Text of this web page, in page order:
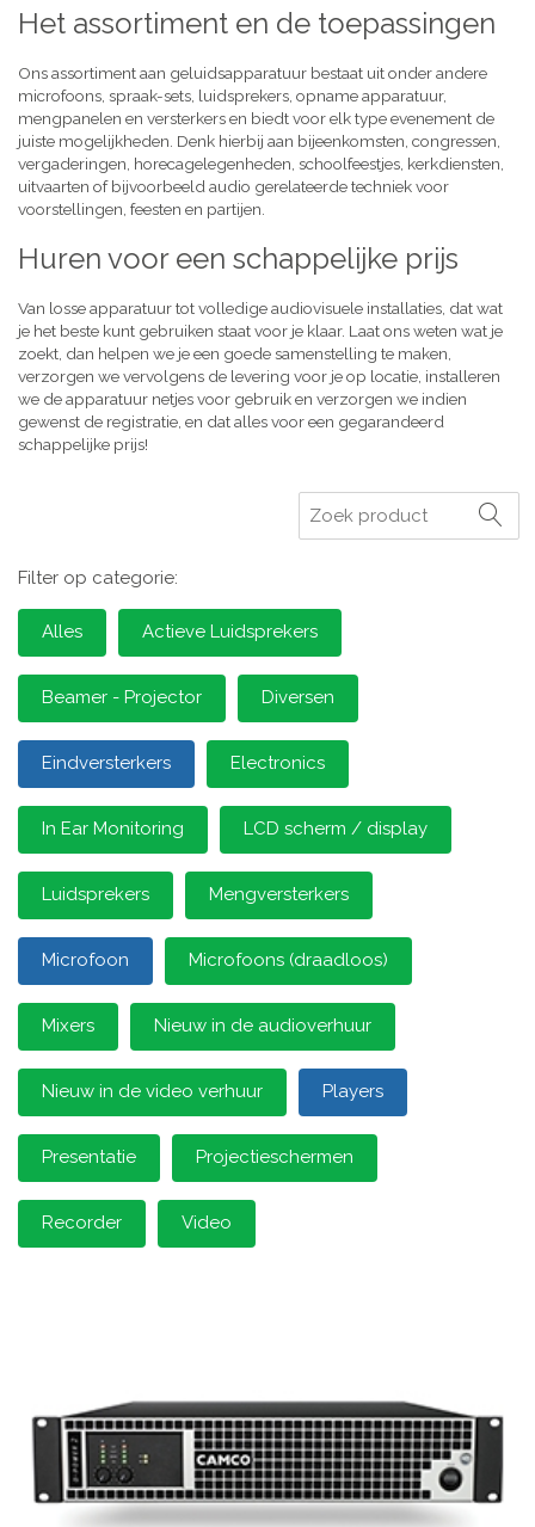
Het assortiment en de toepassingen
Ons assortiment aan geluidsapparatuur bestaat uit onder andere
microfoons, spraak-sets, luidsprekers, opname apparatuur,
mengpanelen en versterkers en biedt voor elk type evenement de
juiste mogelijkheden. Denk hierbij aan bijeenkomsten, congressen,
vergaderingen, horecagelegenheden, schoolfeestjes, kerkdiensten,
uitvaarten of bijvoorbeeld audio gerelateerde techniek voor
voorstellingen, feesten en partijen.
Huren voor een schappelijke prijs
Van losse apparatuur tot volledige audiovisuele installaties, dat wat
je het beste kunt gebruiken staat voor je klaar. Laat ons weten wat je
zoekt, dan helpen we je een goede samenstelling te maken,
verzorgen we vervolgens de levering voor je op locatie, installeren
we de apparatuur netjes voor gebruik en verzorgen we indien
gewenst de registratie, en dat alles voor een gegarandeerd
schappelijke prijs!
Zoeken
Filter op categorie:
Alles Actieve Luidsprekers
Beamer - Projector Diversen
Eindversterkers Electronics
In Ear Monitoring LCD scherm / display
Luidsprekers Mengversterkers
Microfoon Microfoons (draadloos)
Mixers Nieuw in de audioverhuur
Nieuw in de video verhuur Players
Presentatie Projectieschermen
Recorder Video